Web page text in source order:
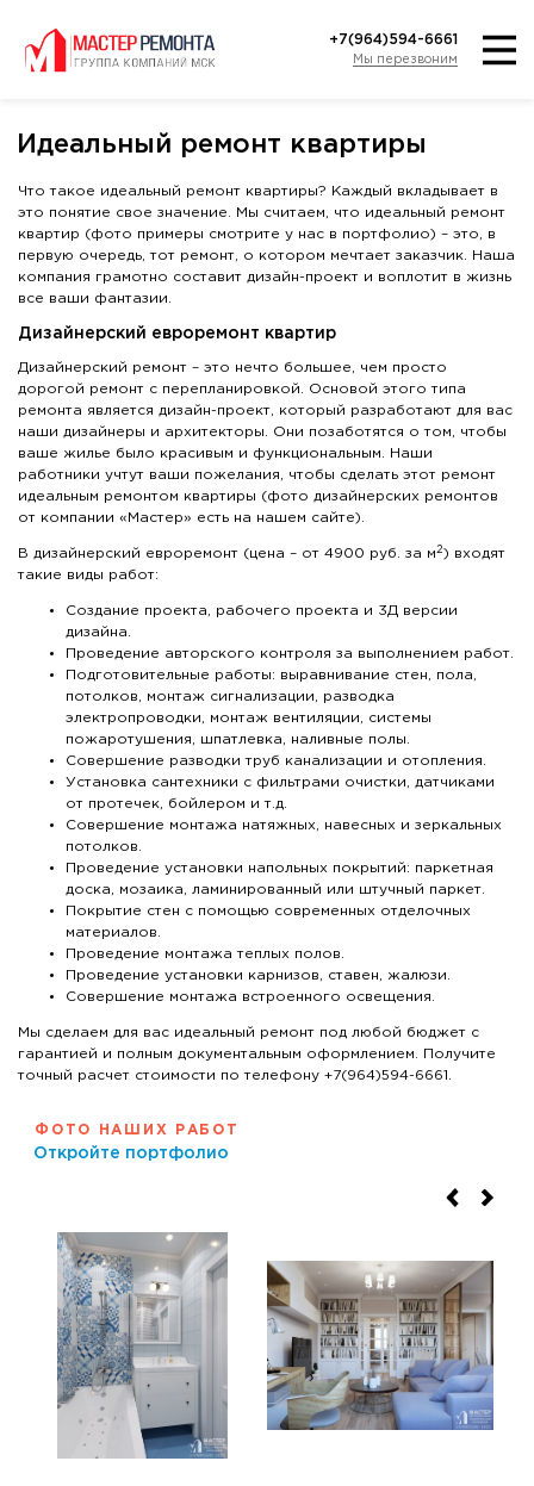
+7(964)594-6661
Мы перезвоним
Идеальный ремонт квартиры
Что такое идеальный ремонт квартиры? Каждый вкладывает в
это понятие свое значение. Мы считаем, что идеальный ремонт
квартир (фото примеры смотрите у нас в портфолио) – это, в
первую очередь, тот ремонт, о котором мечтает заказчик. Наша
компания грамотно составит дизайн-проект и воплотит в жизнь
все ваши фантазии.
Дизайнерский евроремонт квартир
Дизайнерский ремонт – это нечто большее, чем просто
дорогой ремонт с перепланировкой. Основой этого типа
ремонта является дизайн-проект, который разработают для вас
наши дизайнеры и архитекторы. Они позаботятся о том, чтобы
ваше жилье было красивым и функциональным. Наши
работники учтут ваши пожелания, чтобы сделать этот ремонт
идеальным ремонтом квартиры (фото дизайнерских ремонтов
от компании «Мастер» есть на нашем сайте).
В дизайнерский евроремонт (цена – от 4900 руб. за м 2) входят
такие виды работ:
Создание проекта, рабочего проекта и 3Д версии
дизайна.
Проведение авторского контроля за выполнением работ.
Подготовительные работы: выравнивание стен, пола,
потолков, монтаж сигнализации, разводка
электропроводки, монтаж вентиляции, системы
пожаротушения, шпатлевка, наливные полы.
Совершение разводки труб канализации и отопления.
Установка сантехники с фильтрами очистки, датчиками
от протечек, бойлером и т.д.
Совершение монтажа натяжных, навесных и зеркальных
потолков.
Проведение установки напольных покрытий: паркетная
доска, мозаика, ламинированный или штучный паркет.
Покрытие стен с помощью современных отделочных
материалов.
Проведение монтажа теплых полов.
Проведение установки карнизов, ставен, жалюзи.
Совершение монтажа встроенного освещения.
Мы сделаем для вас идеальный ремонт под любой бюджет с
гарантией и полным документальным оформлением. Получите
точный расчет стоимости по телефону +7(964)594-6661.
ФОТО НАШИХ РАБОТ
Откройте портфолио